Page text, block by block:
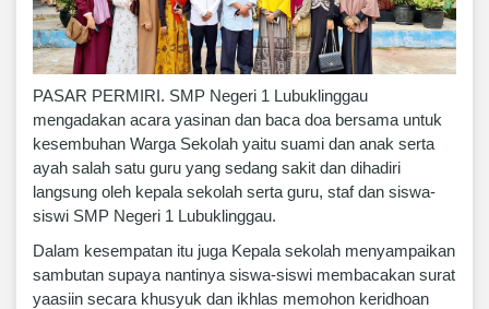
PASAR PERMIRI. SMP Negeri 1 Lubuklinggau
mengadakan acara yasinan dan baca doa bersama untuk
kesembuhan Warga Sekolah yaitu suami dan anak serta
ayah salah satu guru yang sedang sakit dan dihadiri
langsung oleh kepala sekolah serta guru, staf dan siswa-
siswi SMP Negeri 1 Lubuklinggau.
Dalam kesempatan itu juga Kepala sekolah menyampaikan
sambutan supaya nantinya siswa-siswi membacakan surat
yaasiin secara khusyuk dan ikhlas memohon keridhoan